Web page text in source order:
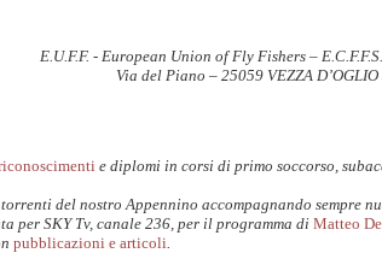
E.U.F.F. - European Union of Fly Fishers –
Via del Piano – 25059 VEZZA
e diplomi in corsi di primo soccorso,
del nostro Appennino accompagnando sempre
per SKY Tv, canale 236, per il programma di Matteo
pubblicazioni e articoli